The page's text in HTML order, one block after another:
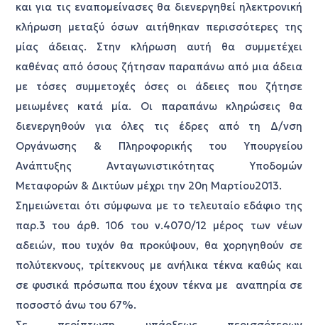
και για τις εναπομείνασες θα διενεργηθεί ηλεκτρονική
κλήρωση μεταξύ όσων αιτήθηκαν περισσότερες της
μίας άδειας. Στην κλήρωση αυτή θα συμμετέχει
καθένας από όσους ζήτησαν παραπάνω από μια άδεια
με τόσες συμμετοχές όσες οι άδειες που ζήτησε
μειωμένες κατά μία. Οι παραπάνω κληρώσεις θα
διενεργηθούν για όλες τις έδρες από τη Δ/νση
Οργάνωσης & Πληροφορικής του Υπουργείου
Ανάπτυξης Ανταγωνιστικότητας Υποδομών
Μεταφορών & Δικτύων μέχρι την 20η Μαρτίου2013.
Σημειώνεται ότι σύμφωνα με το τελευταίο εδάφιο της
παρ.3 του άρθ. 106 του ν.4070/12 μέρος των νέων
αδειών, που τυχόν θα προκύψουν, θα χορηγηθούν σε
πολύτεκνους, τρίτεκνους με ανήλικα τέκνα καθώς και
σε φυσικά πρόσωπα που έχουν τέκνα με αναπηρία σε
ποσοστό άνω του 67%.